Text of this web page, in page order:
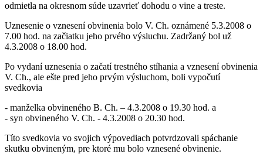
odmietla na okresnom súde uzavrieť dohodu o vine a treste.
Uznesenie o vznesení obvinenia bolo V. Ch. oznámené 5.3.2008 o
7.00 hod. na začiatku jeho prvého výsluchu. Zadržaný bol už
4.3.2008 o 18.00 hod.
Po vydaní uznesenia o začatí trestného stíhania a vznesení obvinenia
V. Ch., ale ešte pred jeho prvým výsluchom, boli vypočutí
svedkovia
- manželka obvineného B. Ch. – 4.3.2008 o 19.30 hod. a
- syn obvineného V. Ch. - 4.3.2008 o 20.30 hod.
Títo svedkovia vo svojich výpovediach potvrdzovali spáchanie
skutku obvineným, pre ktoré mu bolo vznesené obvinenie.